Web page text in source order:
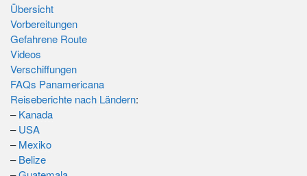
Übersicht
Vorbereitungen
Gefahrene Route
Videos
Verschiffungen
FAQs Panamericana
Reiseberichte nach Ländern:
–Kanada
–USA
–Mexiko
–Belize